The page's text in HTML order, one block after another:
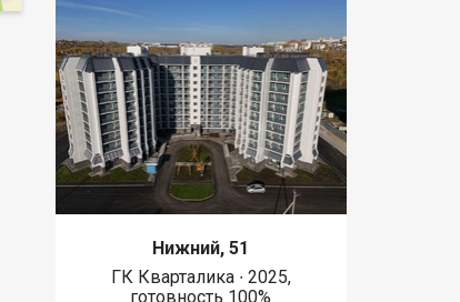
Нижний, 51
ГК Кварталика ∙ 2025,
готовность 100%